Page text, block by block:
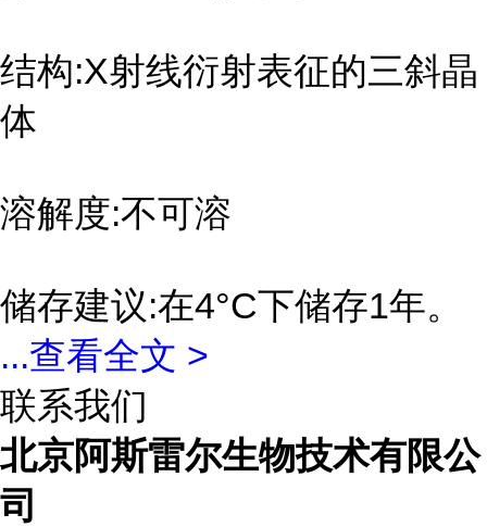
结构:X射线衍射表征的三斜晶
体
溶解度:不可溶
储存建议:在4°C下储存1年。
...查看全文 >
联系我们
北京阿斯雷尔生物技术有限公
司